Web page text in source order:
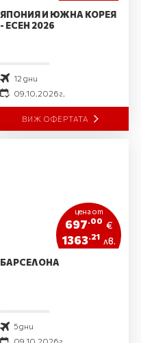
ЯПОНИЯ И ЮЖНА КОРЕЯ
- ЕСЕН 2026
12 дни
09.10.2026 г.
ВИЖ ОФЕРТАТА
цена от
697.00 €
1363.21 лв.
БАРСЕЛОНА
5 дни